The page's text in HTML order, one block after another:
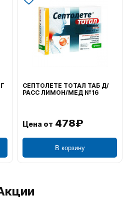
СЕПТОЛЕТЕ ТОТАЛ ТАБ Д/
РАСС ЛИМОН/МЕД №16
Цена от 478₽
В корзину